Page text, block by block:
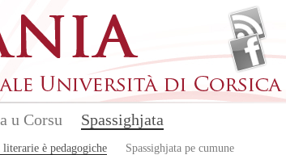
u Corsu Spassighjata
literarie è pedagogiche Spassighjata pe cumune